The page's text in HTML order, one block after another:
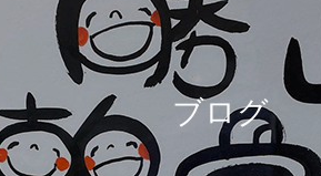
ケガ
雪かきで起こるぎっくり
腰・背中・首・足の痛みと
は？
スタ
新年明
ございます
骨折治療 ブログ